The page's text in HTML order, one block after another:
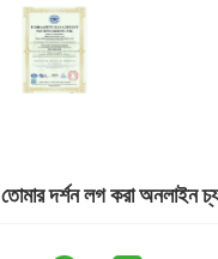
তোমার দর্শন লগ করা অনলাইন